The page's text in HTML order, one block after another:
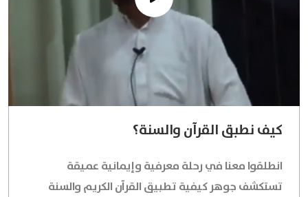
كيف نطبق القرآن والسنة؟
انطلقوا معنا في رحلة معرفية وإيمانية عميقة
تستكشف جوهر كيفية تطبيق القرآن الكريم والسنة